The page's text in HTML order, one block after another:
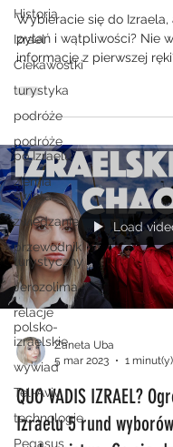
Historia
Izrael
Ciekawostki
turystyka
podróże
podróże
po Izraelu
ziemia
święta
zwiedzanie
przewodnik
turystyczny
Jerozolima
relacje
polsko-
izraelskie
wywiad
Tel-Aviv
technologie
Pegasus
Wybieracie się do
pytań i wątpliwości? Nie
informacje z pierwszej
Load
Zaneta Uba
5 mar 2023
1
QUO VADIS IZRAEL?
Izraelu 5 rund